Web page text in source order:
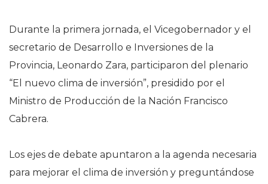
Durante la primera jornada, el Vicegobernador y el
secretario de Desarrollo e Inversiones de la
Provincia, Leonardo Zara, participaron del plenario
“El nuevo clima de inversión”, presidido por el
Ministro de Producción de la Nación Francisco
Cabrera.
Los ejes de debate apuntaron a la agenda necesaria
para mejorar el clima de inversión y preguntándose